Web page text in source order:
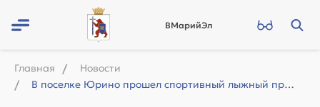
ВМарийЭл
Главная
Новости
В поселке Юрино прошел спортивный лыжный праздник